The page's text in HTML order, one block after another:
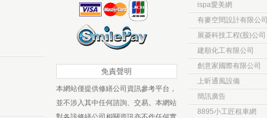
免責聲明
本網站僅提供修繕公司資訊參考平台，
並不涉入其中任何諮詢、交易。本網站
ispa愛美網
有麥空間設計有限公司
展菱科技工程(股)公司
建順化工有限公司
創意家國際有限公司
上昕通風設備
簡訊廣告
8895小工匠租車網